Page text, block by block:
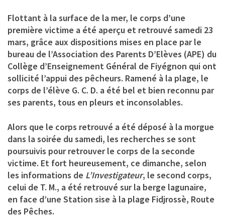
Flottant à la surface de la mer, le corps d’une
première victime a été aperçu et retrouvé samedi 23
mars, grâce aux dispositions mises en place par le
bureau de l’Association des Parents D’Elèves (APE) du
Collège d’Enseignement Général de Fiyégnon qui ont
sollicité l’appui des pêcheurs. Ramené à la plage, le
corps de l’élève G. C. D. a été bel et bien reconnu par
ses parents, tous en pleurs et inconsolables.
Alors que le corps retrouvé a été déposé à la morgue
dans la soirée du samedi, les recherches se sont
poursuivis pour retrouver le corps de la seconde
victime. Et fort heureusement, ce dimanche, selon
les informations de L’Investigateur, le second corps,
celui de T. M., a été retrouvé sur la berge lagunaire,
en face d’une Station sise à la plage Fidjrossè, Route
des Pêches.